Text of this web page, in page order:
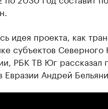
идея проекта, как
субъектов Северного
РБК ТВ Юг рассказал
Андрей